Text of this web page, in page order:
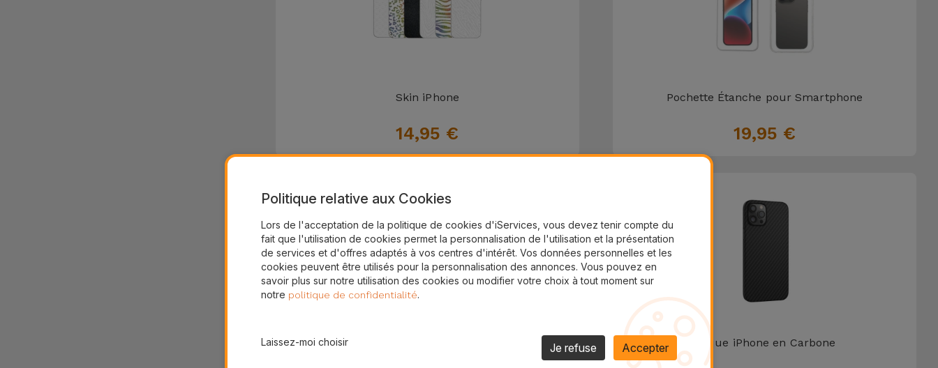
Skin iPhone
14,95 €
Pochette Étanche pour Smartphone
19,95 €
Coque iPhone en Carbone
Politique relative aux Cookies
Lors de l'acceptation de la politique de cookies d'iServices, vous devez tenir compte du
fait que l'utilisation de cookies permet la personnalisation de l'utilisation et la présentation
de services et d'offres adaptés à vos centres d'intérêt. Vos données personnelles et les
cookies peuvent être utilisés pour la personnalisation des annonces. Vous pouvez en
savoir plus sur notre utilisation des cookies ou modifier votre choix à tout moment sur
notre politique de confidentialité.
Laissez-moi choisir Je refuse Accepter